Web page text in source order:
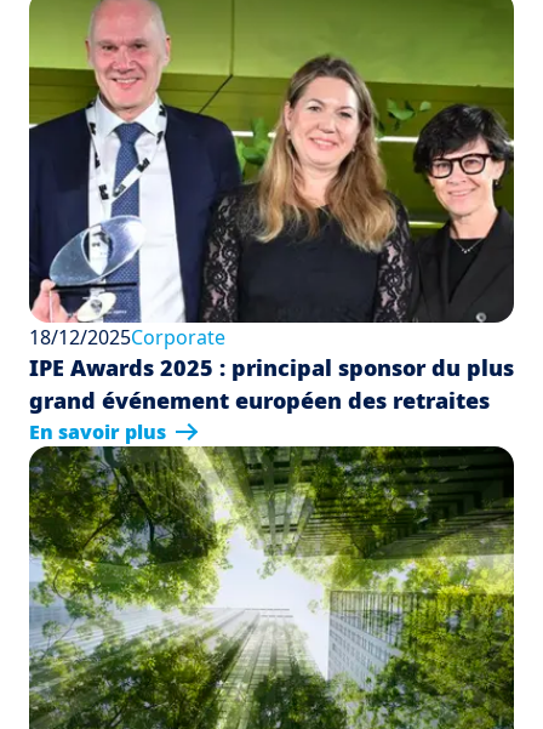
18/12/2025Corporate
IPE Awards 2025 : principal sponsor du plus
grand événement européen des retraites
En savoir plus